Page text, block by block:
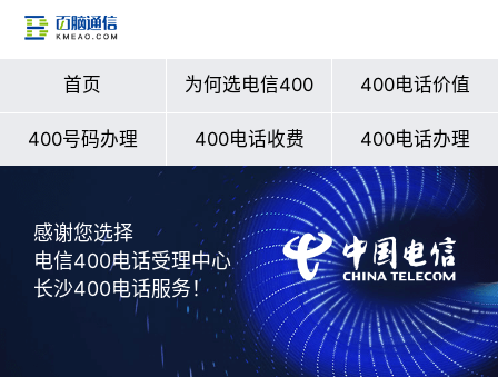
首页 为何选电信400 400电话价值
400号码办理 400电话收费 400电话办理
感谢您选择
电信400电话受理中心
长沙400电话服务！